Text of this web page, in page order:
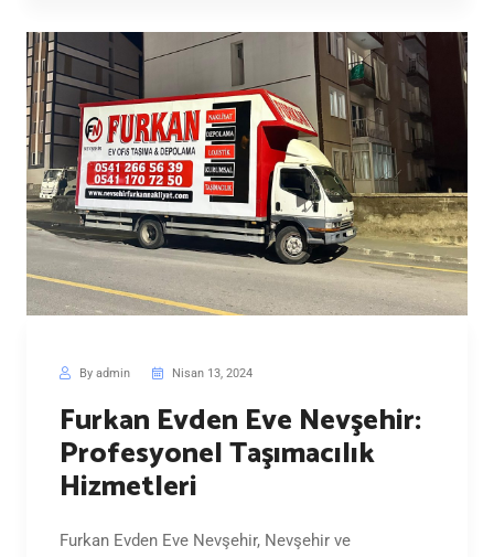
By admin Nisan 13, 2024
Furkan Evden Eve Nevşehir:
Profesyonel Taşımacılık
Hizmetleri
Furkan Evden Eve Nevşehir, Nevşehir ve